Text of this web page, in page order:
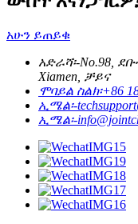
አሁን ይጠይቁ
አድራሻ፡-No.98,
Xiamen, ቻይና
ሞባይል ስልክ፡+86
ኢሜል፡-
ኢሜል፡-